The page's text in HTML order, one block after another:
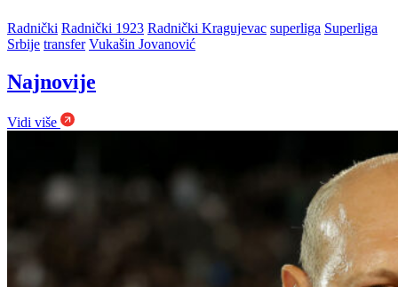
Radnički Radnički 1923 Radnički Kragujevac superliga Superliga
Srbije transfer Vukašin Jovanović
Najnovije
Vidi više